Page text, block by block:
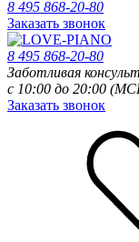
8 495 868-20-80
Заказать звонок
8 495 868-20-80
Заботливая
с 10:00 до 20:00
Заказать звонок